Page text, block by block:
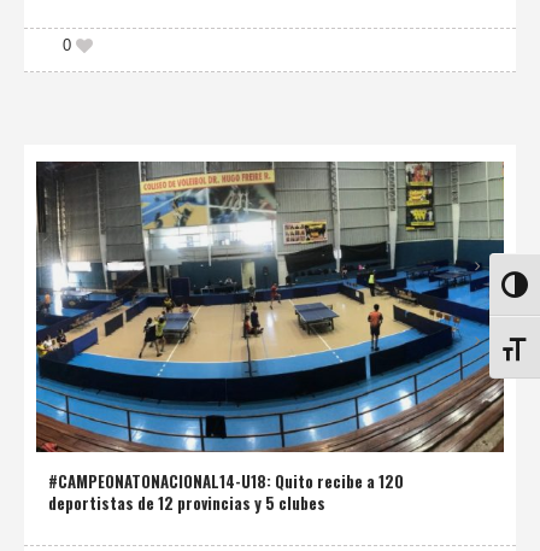
0
#CAMPEONATONACIONAL14-U18: Quito recibe a 120
deportistas de 12 provincias y 5 clubes